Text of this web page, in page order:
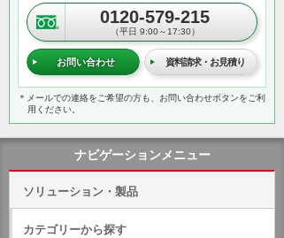
0120-579-215
（平日 9:00～17:30）
お問い合わせ 資料請求・お見積り
＊メールでの連絡をご希望の方も、お問い合わせボタンをご利
用ください。
ナビゲーションメニュー
ソリューション・製品
カテゴリーから探す